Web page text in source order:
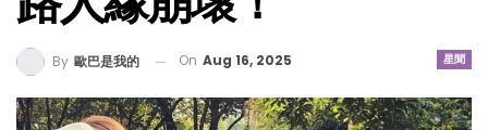
星聞
By 歐巴是我的 On Aug 16, 2025